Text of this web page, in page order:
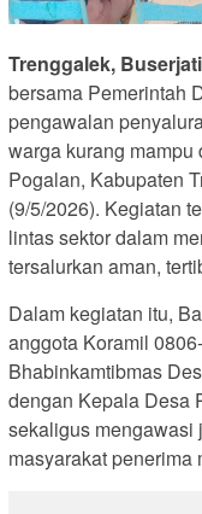
Trenggalek,
bersama Pemerintah
pengawalan
warga kurang
Pogalan, Kabupaten
(9/5/2026). Kegiatan
lintas sektor dalam
tersalurkan aman,
Dalam kegiatan itu,
anggota Koramil
Bhabinkamtibmas
dengan Kepala Desa
sekaligus mengawasi
masyarakat penerima